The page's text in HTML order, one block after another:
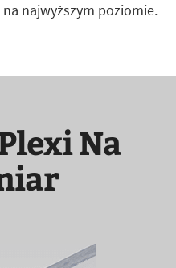
najwyższym poziomie.
Na